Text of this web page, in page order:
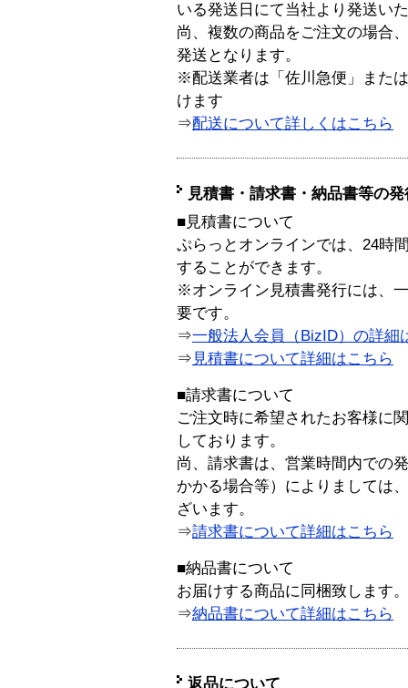
いる発送日にて当社より発送い
尚、複数の商品をご注文の場合
発送となります。
※配送業者は「佐川急便」また
けます
⇒配送について詳しくはこちら
見積書・請求書・納品書等の
■見積書について
ぷらっとオンラインでは、24時
することができます。
※オンライン見積書発行には、
要です。
⇒一般法人会員（BizID）の詳細
⇒ 見積書について詳細はこちら
■請求書について
ご注文時に希望されたお客様に
しております。
尚、請求書は、営業時間内での
かかる場合等）によりましては
ざいます。
⇒請求書について詳細はこちら
■納品書について
お届けする商品に同梱致します。
⇒納品書について詳細はこちら
返品について